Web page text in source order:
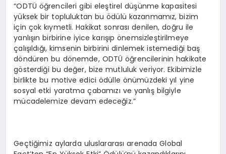
“ODTÜ öğrencileri gibi eleştirel düşünme kapasitesi
yüksek bir topluluktan bu ödülü kazanmamız, bizim
için çok kıymetli. Hakikat sonrası denilen, doğru ile
yanlışın birbirine iyice karışıp önemsizleştirilmeye
çalışıldığı, kimsenin birbirini dinlemek istemediği baş
döndüren bu dönemde, ODTÜ öğrencilerinin hakikate
gösterdiği bu değer, bize mutluluk veriyor. Ekibimizle
birlikte bu motive edici ödülle önümüzdeki yıl yine
sosyal etki yaratma çabamızı ve yanlış bilgiyle
mücadelemize devam edeceğiz.”
Geçtiğimiz aylarda uluslararası arenada Global